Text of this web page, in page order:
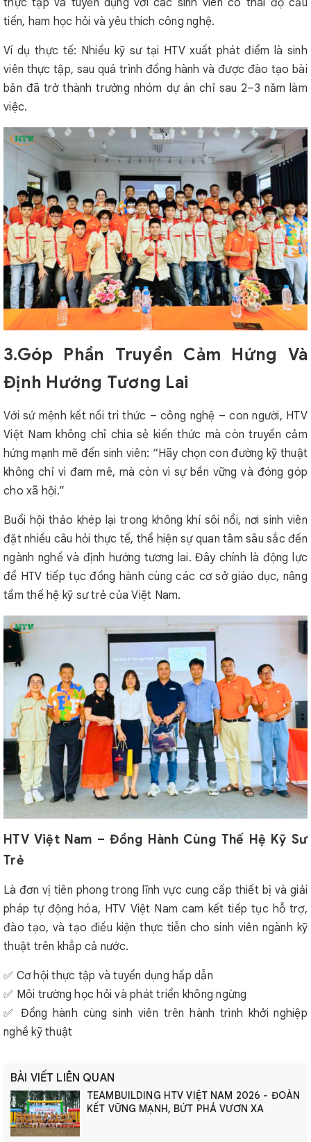
thực tập và tuyển dụng với các sinh viên có thái độ cầu
tiến, ham học hỏi và yêu thích công nghệ.
Ví dụ thực tế: Nhiều kỹ sư tại HTV xuất phát điểm là sinh
viên thực tập, sau quá trình đồng hành và được đào tạo bài
bản đã trở thành trưởng nhóm dự án chỉ sau 2–3 năm làm
việc.
3.Góp Phần Truyền Cảm Hứng Và
Định Hướng Tương Lai
Với sứ mệnh kết nối tri thức – công nghệ – con người, HTV
Việt Nam không chỉ chia sẻ kiến thức mà còn truyền cảm
hứng mạnh mẽ đến sinh viên: “Hãy chọn con đường kỹ thuật
không chỉ vì đam mê, mà còn vì sự bền vững và đóng góp
cho xã hội.”
Buổi hội thảo khép lại trong không khí sôi nổi, nơi sinh viên
đặt nhiều câu hỏi thực tế, thể hiện sự quan tâm sâu sắc đến
ngành nghề và định hướng tương lai. Đây chính là động lực
để HTV tiếp tục đồng hành cùng các cơ sở giáo dục, nâng
tầm thế hệ kỹ sư trẻ của Việt Nam.
HTV Việt Nam – Đồng Hành Cùng Thế Hệ Kỹ Sư
Trẻ
Là đơn vị tiên phong trong lĩnh vực cung cấp thiết bị và giải
pháp tự động hóa, HTV Việt Nam cam kết tiếp tục hỗ trợ,
đào tạo, và tạo điều kiện thực tiễn cho sinh viên ngành kỹ
thuật trên khắp cả nước.
✅ Cơ hội thực tập và tuyển dụng hấp dẫn
✅ Môi trường học hỏi và phát triển không ngừng
✅ Đồng hành cùng sinh viên trên hành trình khởi nghiệp
nghề kỹ thuật
BÀI VIẾT LIÊN QUAN
TEAMBUILDING HTV VIỆT NAM 2026 - ĐOÀN
KẾT VỮNG MẠNH, BỨT PHÁ VƯƠN XA